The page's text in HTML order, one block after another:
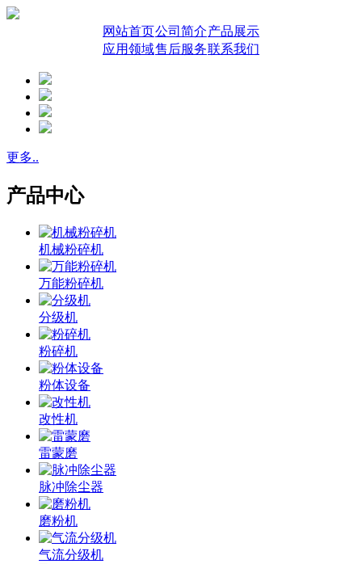
网站首页公司简介产品展示
应用领域售后服务联系我们
更多..
产品中心
机械粉碎机
万能粉碎机
分级机
粉碎机
粉体设备
改性机
雷蒙磨
脉冲除尘器
磨粉机
气流分级机